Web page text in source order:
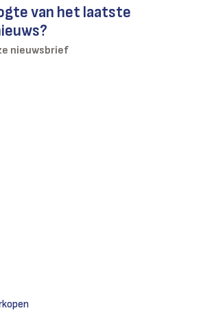
van het laatste
nieuwsbrief